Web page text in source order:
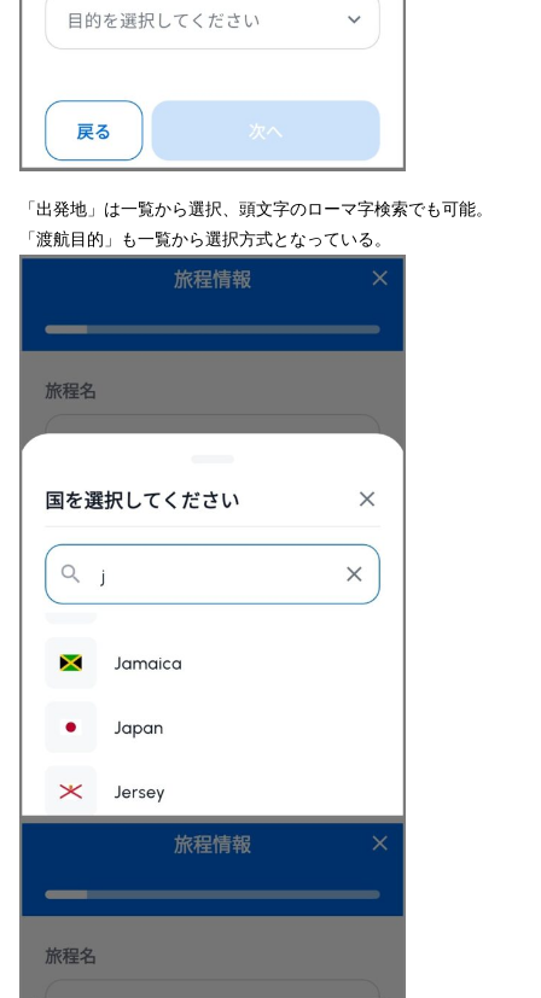
「出発地」は一覧から選択、頭文字のローマ字検索でも可能。
「渡航目的」も一覧から選択方式となっている。